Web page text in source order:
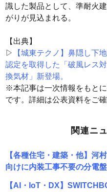
識した製品として、準耐火
がりが見込まれる。
【出典】
▷
【城東テクノ】鼻隠し下
認定を取得した「破風レス
換気材」新登場。
※本記事は一次情報をもと
です。詳細は公表資料をご確
関連ニ
【各種住宅・建築・他】河
向けに内装工事不要の分電
【AI・IoT・DX】